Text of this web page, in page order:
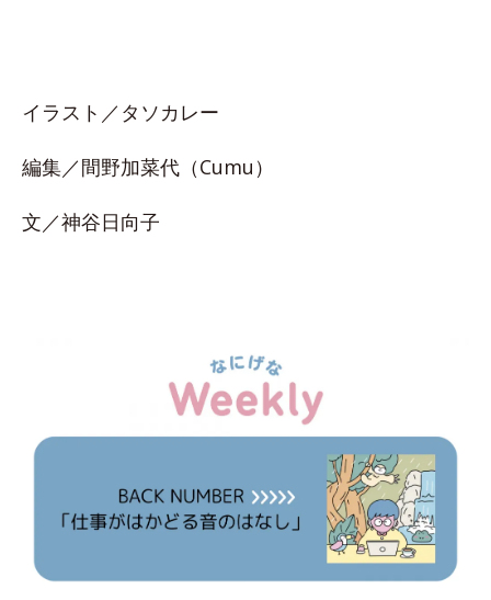
イラスト／タソカレー
編集／間野加菜代（Cumu）
文／神谷日向子